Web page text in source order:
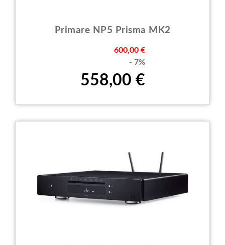
Primare NP5 Prisma MK2
600,00 €
- 7%
558,00 €